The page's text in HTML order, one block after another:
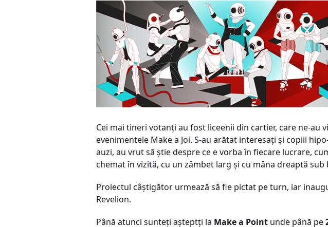
Cei mai tineri votanţi au fost liceenii din cartier, care ne-au
evenimentele Make a Joi. S-au arătat interesaţi şi copiii
auzi, au vrut să ştie despre ce e vorba în fiecare lucrare,
chemat în vizită, cu un zâmbet larg şi cu mâna dreaptă sub
Proiectul câştigător urmează să fie pictat pe turn, iar
Revelion.
Până atunci sunteţi aşteptţi la Make a Point unde până pe